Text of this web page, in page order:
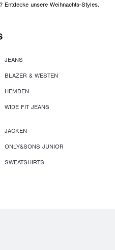
unsere Weihnachts-Styles.
JEANS
BLAZER & WESTEN
HEMDEN
WIDE FIT JEANS
JACKEN
ONLY&SONS JUNIOR
SWEATSHIRTS